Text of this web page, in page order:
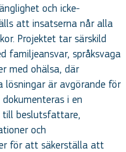
och icke-
att insatserna når alla
Projektet tar särskild
familjeansvar, språksvaga
med ohälsa, där
lösningar är avgörande för
i en
till beslutsfattare,
och
för att säkerställa att